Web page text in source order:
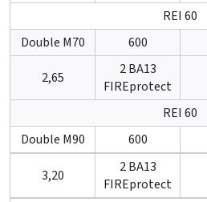
REI 60
Double M70
600
2,65
2 BA13
FIREprotect
REI 60
Double M90
600
3,20
2 BA13
FIREprotect